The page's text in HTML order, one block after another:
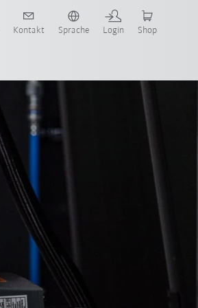
Kontakt Sprache Login Shop